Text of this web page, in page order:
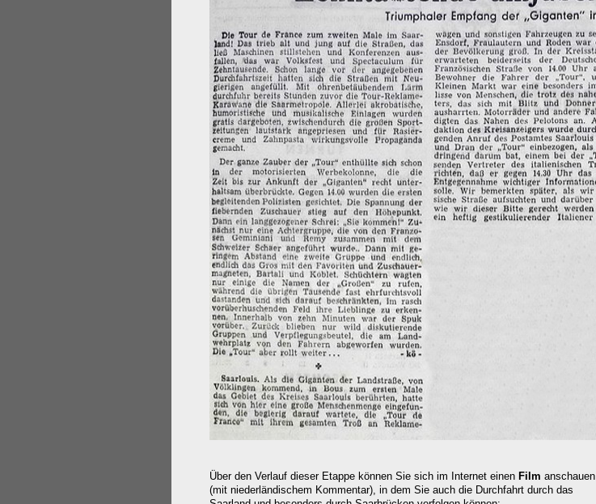
Über den Verlauf dieser Etappe können Sie sich im Internet einen Film anschauen
(mit niederländischem Kommentar), in dem Sie auch die Durchfahrt durch das